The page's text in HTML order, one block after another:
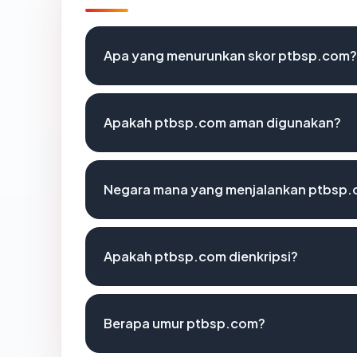
Apa yang menurunkan skor ptbsp.com?
Apakah ptbsp.com aman digunakan?
Negara mana yang menjalankan
Apakah ptbsp.com dienkripsi?
Berapa umur ptbsp.com?